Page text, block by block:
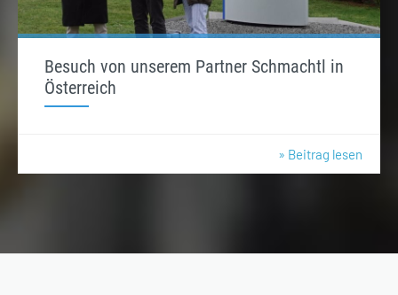
Besuch von unserem Partner Schmachtl in
Österreich
» Beitrag lesen